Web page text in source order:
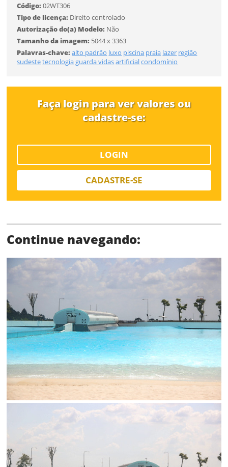
Código:02WT306
Tipo de licença: Direito controlado
Autorização do(a) Modelo: Não
Tamanho da imagem: 5044 x 3363
Palavras-chave:alto padrão luxo piscina praia lazer região
sudestetecnologia guarda vidasartificialcondomínio
Faça login para ver valores ou
cadastre-se:
LOGIN
CADASTRE-SE
Continue navegando:
Tamanho
FINALIZAR
Desejo receber novidades sobre a Pulsar Imagens
Li e concordo com os Termos de Uso do site
Já tem uma conta?
ENTRAR
Tipo de download
Limite de download
Status